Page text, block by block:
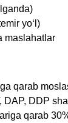
yo‘l)
maslahatlar
qarab
DAP, DDP
qarab